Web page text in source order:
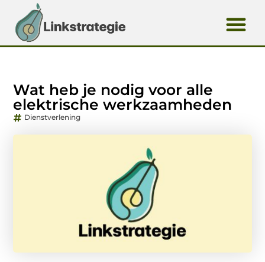
Wat heb je nodig voor alle
elektrische werkzaamheden
Dienstverlening